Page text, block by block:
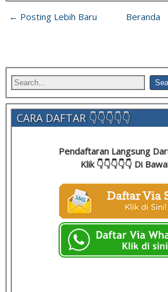
← Posting Lebih Baru Beranda
CARA DAFTAR 👇👇👇👇👇
Pendaftaran Langsung
Klik 👇👇👇👇👇 Di